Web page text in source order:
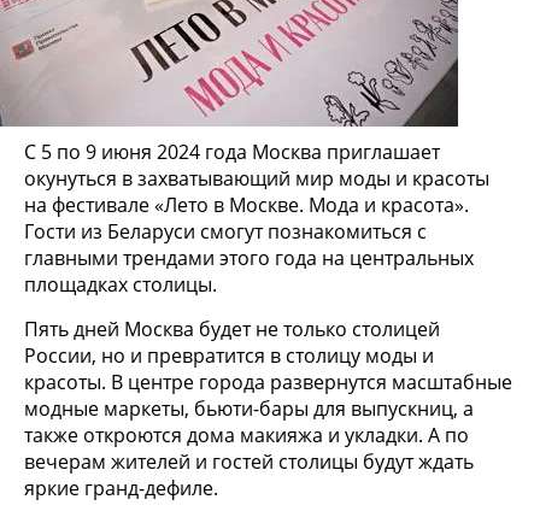
С 5 по 9 июня 2024 года Москва приглашает
окунуться в захватывающий мир моды и красоты
на фестивале «Лето в Москве. Мода и красота».
Гости из Беларуси смогут познакомиться с
главными трендами этого года на центральных
площадках столицы.
Пять дней Москва будет не только столицей
России, но и превратится в столицу моды и
красоты. В центре города развернутся масштабные
модные маркеты, бьюти-бары для выпускниц, а
также откроются дома макияжа и укладки. А по
вечерам жителей и гостей столицы будут ждать
яркие гранд-дефиле.